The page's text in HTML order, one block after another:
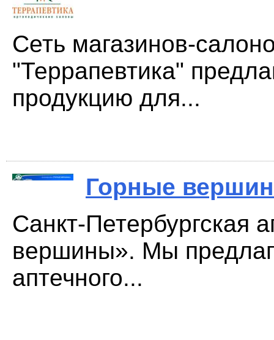
Сеть магазинов-
"Террапевтика"
продукцию для...
Горные
Санкт-Петербургская
вершины». Мы
аптечного...